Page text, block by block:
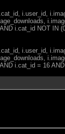
i.user_id,
i.cat_id NOT IN
i.user_id,
i.cat_id = 16